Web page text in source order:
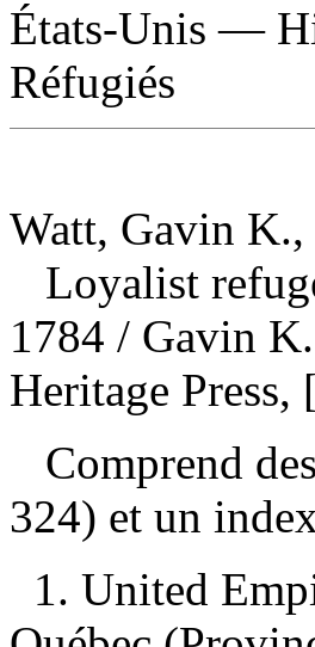
États-Unis —
Réfugiés
Watt, Gavin K.,
Loyalist
1784 / Gavin
Heritage
Comprend
324) et un
1. United